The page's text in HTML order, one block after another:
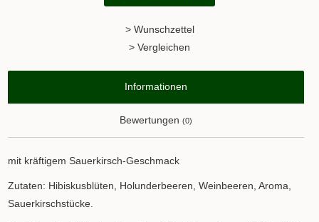
> Wunschzettel
> Vergleichen
Informationen
Bewertungen (0)
mit kräftigem Sauerkirsch-Geschmack
Zutaten: Hibiskusblüten, Holunderbeeren, Weinbeeren, Aroma,
Sauerkirschstücke.